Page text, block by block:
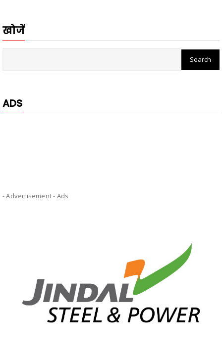
खोजें
ADS
- Advertisement - Ads